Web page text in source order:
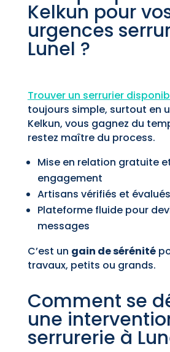
Kelkun pour
urgences
Lunel ?
Trouver un serrurier
toujours simple, surtout en
Kelkun, vous gagnez du
restez maître du process.
Mise en relation gratuite
engagement
Artisans vérifiés et évalués
Plateforme fluide pour
messages
C’est un gain de sérénité
travaux, petits ou grands.
Comment se
une
serrurerie à